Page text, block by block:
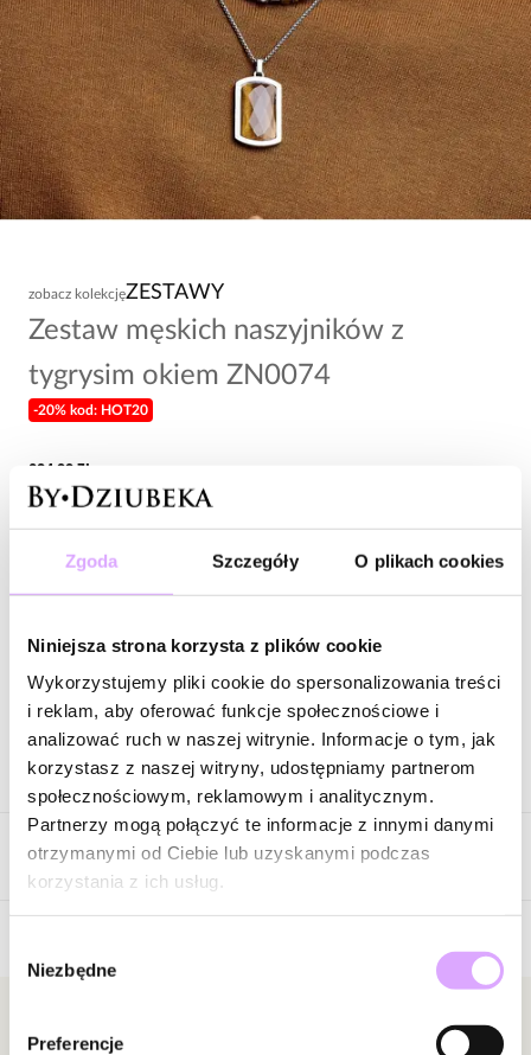
Zgoda Szczegóły O plikach cookies
Niniejsza strona korzysta z plików cookie
Wykorzystujemy pliki cookie do spersonalizowania treści
i reklam, aby oferować funkcje społecznościowe i
analizować ruch w naszej witrynie. Informacje o tym, jak
korzystasz z naszej witryny, udostępniamy partnerom
społecznościowym, reklamowym i analitycznym.
Partnerzy mogą połączyć te informacje z innymi danymi
otrzymanymi od Ciebie lub uzyskanymi podczas
korzystania z ich usług.
zgody
Niezbędne
Preferencje
zobacz kolekcjęZESTAWY
Zestaw męskich naszyjników z
tygrysim okiem ZN0074
-20% kod: HOT20
264,00 zł
Produkty wchodzące w skład zestawu
Naszyjnik męski z zawieszką z tygrysim okiem NMITC0245
Zapytaj o produkt
Opis produktu
Ten zestaw to połączenie surowej energii natury, męskiej elegancji
i nowoczesnego minimalizmu, które tworzą wyjątkową biżuterię
dla mężczyzny pewnego siebie, świadomego swojego stylu.
Górny naszyjnik wykonany z naturalnych kamieni – w odcieniach
dodając stylizacji głębi i odrobiny nieformalnego charakteru.
subtelnie niepowtarzalny – tak jak historia, którą opowiada
Opinie
Brak opinii
Newsletter